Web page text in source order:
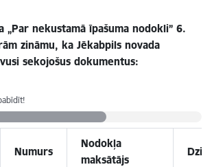
„Par nekustamā īpašuma nodokli” 6.
zināmu, ka Jēkabpils novada
sekojošus dokumentus:
Numurs
Nodokļa
maksātājs